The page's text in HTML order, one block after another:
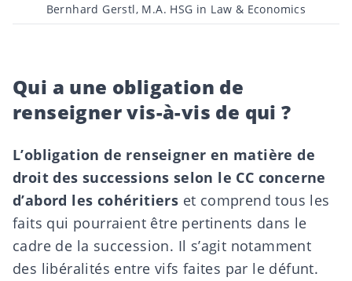
Post
author
Bernhard Gerstl, M.A. HSG in Law & Economics
Qui a une obligation de
renseigner vis-à-vis de qui ?
L’obligation de renseigner en matière de
droit des successions selon le CC concerne
d’abord les cohéritiers et comprend tous les
faits qui pourraient être pertinents dans le
cadre de la succession. Il s’agit notamment
des libéralités entre vifs faites par le défunt.